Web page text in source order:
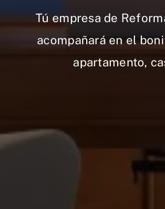
Tú empresa de
acompañará en el
apartamento,